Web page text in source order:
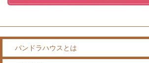
パンドラハウスとは